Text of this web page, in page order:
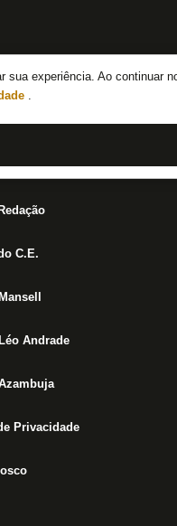
sua experiência. Ao continuar
.
Botafogo
C.E.
Andrade
Privacidade
fechar com
semana